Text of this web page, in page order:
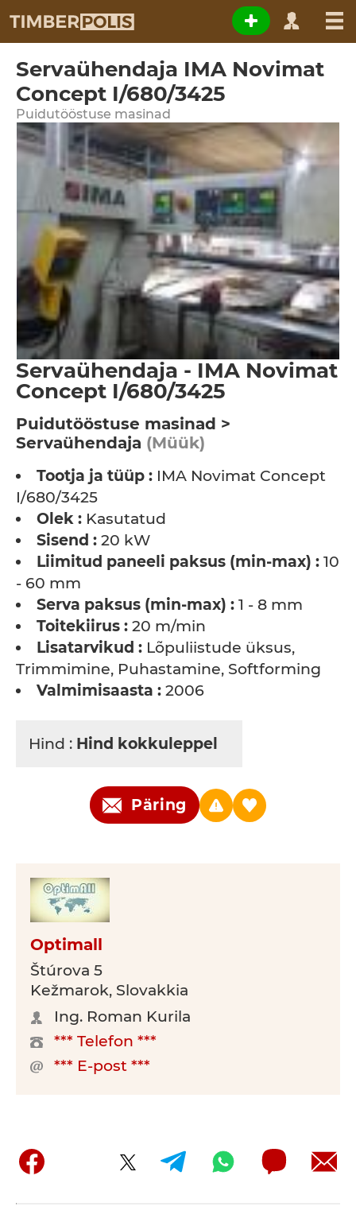
Servaühendaja IMA Novimat
Concept I/680/3425
Puidutööstuse masinad
Servaühendaja - IMA Novimat
Concept I/680/3425
Puidutööstuse masinad >
Servaühendaja (Müük)
Tootja ja tüüp : IMA Novimat Concept
I/680/3425
Olek : Kasutatud
Sisend : 20 kW
Liimitud paneeli paksus (min-max) : 10
- 60 mm
Serva paksus (min-max) : 1 - 8 mm
Toitekiirus : 20 m/min
Lisatarvikud : Lõpuliistude üksus,
Trimmimine, Puhastamine, Softforming
Valmimisaasta : 2006
Hind : Hind kokkuleppel
Päring
Optimall
Štúrova 5
Kežmarok, Slovakkia
Ing. Roman Kurila
*** Telefon ***
*** E-post ***